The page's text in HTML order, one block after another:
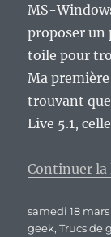
MS-
proposer un
toile pour
Ma
trouvant
Live 5.1,
Continuer la
Publié
le
samedi 18 mars
geek,Trucs de